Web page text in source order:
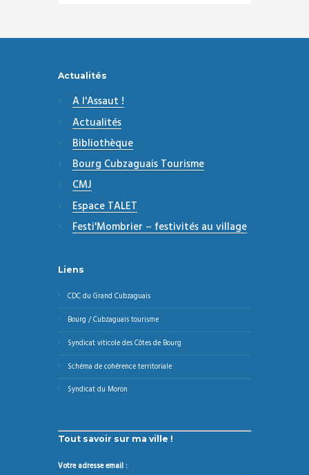
Actualités
A l'Assaut !
Actualités
Bibliothèque
Bourg Cubzaguais Tourisme
CMJ
Espace TALET
Festi'Mombrier – festivités au village
Liens
CDC du Grand Cubzaguais
Bourg / Cubzaguais tourisme
Syndicat viticole des Côtes de Bourg
Schéma de cohérence territoriale
Syndicat du Moron
Tout savoir sur ma ville !
Votre adresse email :